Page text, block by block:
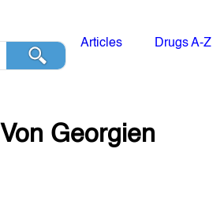
Articles Drugs A-Z
Von Georgien